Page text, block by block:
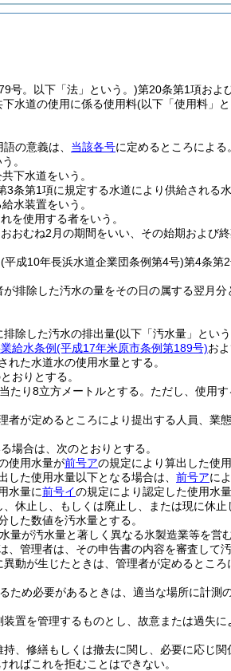
号。以下「法」という。)第20条第1項およ
水道の使用に係る使用料(以下「使用料」
の意義は、 当該各号に定めるところによる。
。
下水道をいう。
3条第1項に規定する水道により供給される水
水装置をいう。
を使用する者をいう。
むね2月の期間をいい、その始期および
(平成10年長浜水道企業団条例第4号)第4条第
排除した汚水の量をその日の属する翌月分
除した汚水の排出量(以下「汚水量」とい
給水条例(平成17年米原市条例第189号)お
た水道水の使用水量とする。
おりとする。
たり8立方メートルとする。 ただし、使用
者が定めるところにより提出する人員、
場合は、次のとおりとする。
使用水量が前号アの規定により算出した使
した使用水量以下となる場合は、 前号アに
水量に前号イの規定により認定した使用水
休止し、もしくは廃止し、または現に休
た数値を汚水量とする。
量が汚水量と著しく異なる氷製造業等を
管理者は、その申告書の内容を審査して
動が生じたときは、管理者が定めるところ
ため必要があるときは、適当な場所に計測
置を管理するものとし、故意または過失
、修繕もしくは撤去に関し、必要に応じ
ばこれを拒むことはできない。